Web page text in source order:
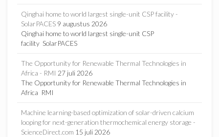
Qinghai home to world largest single-unit CSP facility -
SolarPACES 9 augustus 2026
Qinghai home to world largest single-unit CSP
facility SolarPACES
The Opportunity for Renewable Thermal Technologies in
Africa - RMI 27 juli 2026
The Opportunity for Renewable Thermal Technologies in
Africa RMI
Machine learning-based optimization of solar-driven calcium
looping for next-generation thermochemical energy storage -
ScienceDirect.com 15 juli 2026